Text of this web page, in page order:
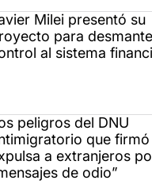
Milei presentó su
para
al sistema
peligros del DNU
que firmó
a extranjeros
de odio”